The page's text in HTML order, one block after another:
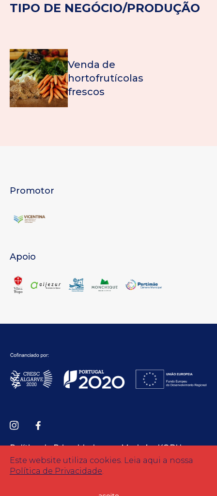
Este website utiliza cookies. Leia aqui a nossa
Política de Privacidade.
TIPO DE NEGÓCIO/PRODUÇÃO
Venda de
hortofrutícolas
frescos
Promotor
Apoio
Política de Privacidade Made by KOBU